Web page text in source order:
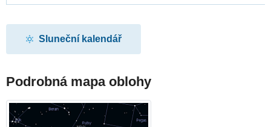
Sluneční kalendář
Podrobná mapa oblohy